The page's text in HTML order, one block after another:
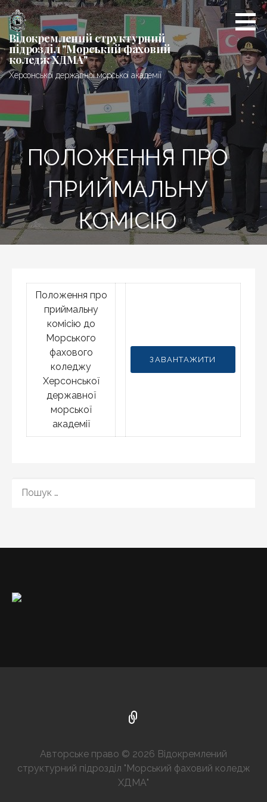
Перейти
до
вмісту
Відокремлений структурний
підрозділ "Морський фаховий
коледж ХДМА"
Херсонської державної морської академії
ПОЛОЖЕННЯ ПРО
ПРИЙМАЛЬНУ
КОМІСІЮ
Положення про
приймальну
комісію до
Морського
фахового
коледжу
Херсонської
державної
морської
академії
ЗАВАНТАЖИТИ
Авторське право © 2026 Відокремлений
структурний підрозділ "Морський фаховий коледж
ХДМА"